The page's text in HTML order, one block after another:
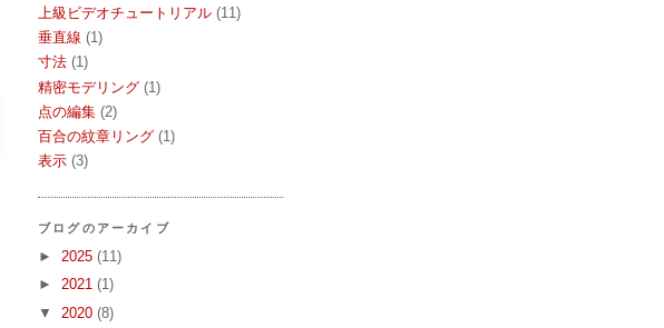
上級ビデオチュートリアル (11)
垂直線 (1)
寸法 (1)
精密モデリング (1)
点の編集 (2)
百合の紋章リング (1)
表示 (3)
ブログのアーカイブ
► 2025 (11)
► 2021 (1)
▼ 2020 (8)